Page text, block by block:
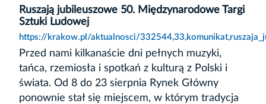
Ruszają jubileuszowe 50. Międzynarodowe Targi
Sztuki Ludowej
https://krakow.pl/aktualnosci/
Przed nami kilkanaście dni pełnych muzyki,
tańca, rzemiosła i spotkań z kulturą z Polski i
świata. Od 8 do 23 sierpnia Rynek Główny
ponownie stał się miejscem, w którym tradycja